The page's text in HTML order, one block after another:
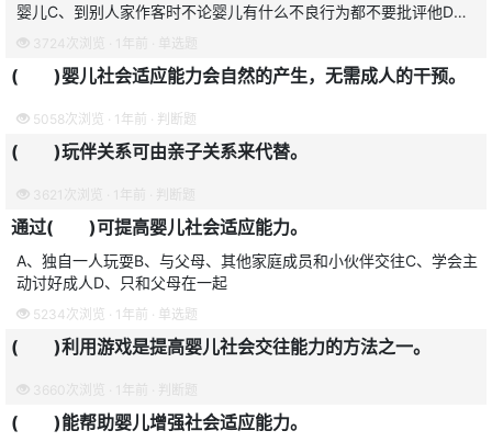
婴儿C、到别人家作客时不论婴儿有什么不良行为都不要批评他D、
家长不用教，婴儿长大就会明白
3724次浏览 · 1年前 · 单选题
( )婴儿社会适应能力会自然的产生，无需成人的干预。
5058次浏览 · 1年前 · 判断题
( )玩伴关系可由亲子关系来代替。
3621次浏览 · 1年前 · 判断题
通过( )可提高婴儿社会适应能力。
A、独自一人玩耍B、与父母、其他家庭成员和小伙伴交往C、学会主
动讨好成人D、只和父母在一起
5234次浏览 · 1年前 · 单选题
( )利用游戏是提高婴儿社会交往能力的方法之一。
3660次浏览 · 1年前 · 判断题
( )能帮助婴儿增强社会适应能力。